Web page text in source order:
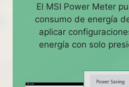
El MSI Power Meter
consumo de energía
aplicar
energía con solo